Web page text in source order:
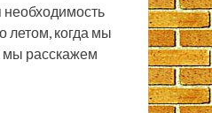
необходимость
летом, когда мы
расскажем